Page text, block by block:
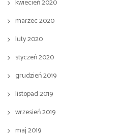
kwiecień 2020
marzec 2020
luty 2020
styczeń 2020
grudzień 2019
listopad 2019
wrzesień 2019
maj 2019